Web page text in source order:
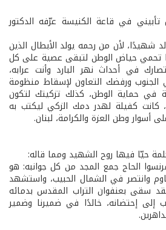
في قاعة الكنيسة عرّفه الدكتور
شهيدًا، لأن من رحمه يولد الأبطال الذين
تحمي حياض الوطن لتبقى عصية على كل
في أحداث نهر البارد وأنت عرابه،
ورفضك التعاون لإسقاط منظومة
في حماية الوطن، كذلك تزكيتك لتكون
كانت كفيلة لهدر دمك الزكي ليكتب به
وطن العزة والكرامة، لبنان.
حيّا فيها روح الشهيد ومما قاله:
الحاج جمع المجد من كل جوانبه: هو
قاوم وانتصر في الشمال الحبيب، واستشهد
سقى بعنفوان التراب المقدس بدمائه
إلى إحتضانه، خالدًا في ضميرنا وضمير